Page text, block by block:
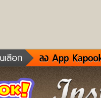
ข่าวด่วน
ละคร